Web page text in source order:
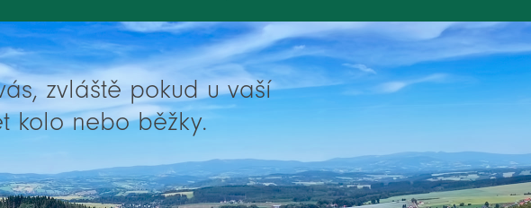
zvláště pokud u vaší
kolo nebo běžky.